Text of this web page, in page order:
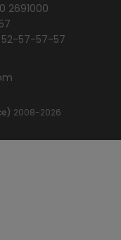
2691000
52-57-57-57
2008-2026